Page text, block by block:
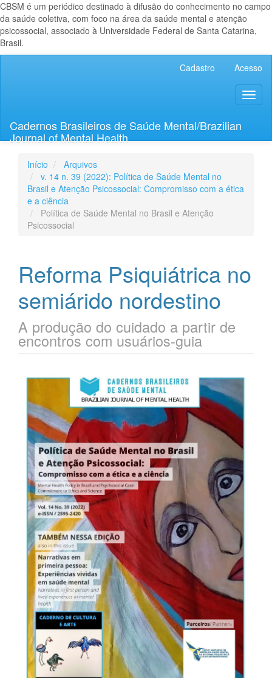
CBSM é um periódico destinado à difusão do conhecimento no campo
da saúde coletiva, com foco na área da saúde mental e atenção
psicossocial, associado à Universidade Federal de Santa Catarina,
Brasil.
Lateral
Cadastro Acesso
Cadernos Brasileiros de Saúde Mental/Brazilian
Journal of Mental Health
Início
Arquivos
v. 14 n. 39 (2022): Política de Saúde Mental no
Brasil e Atenção Psicossocial: Compromisso com a ética
e a ciência
Política de Saúde Mental no Brasil e Atenção
Psicossocial
Reforma Psiquiátrica no
semiárido nordestino
A produção do cuidado a partir de
encontros com usuários-guia
Barra
lateral
de
artigos